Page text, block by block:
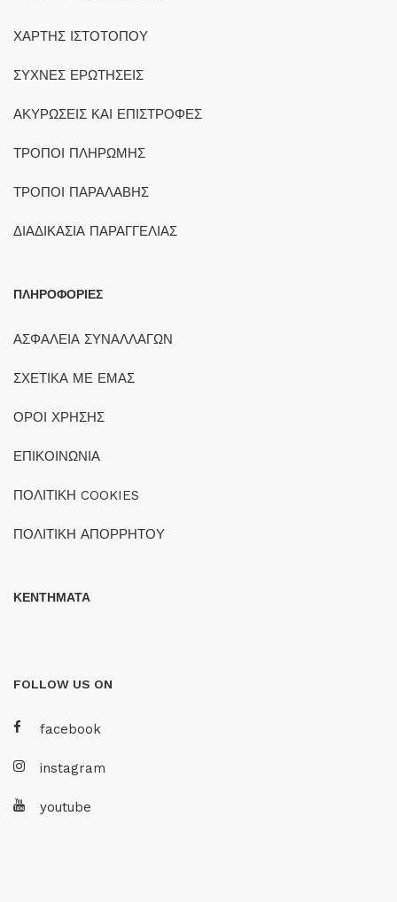
ΧΑΡΤΗΣ ΙΣΤΟΤΟΠΟΥ
ΣΥΧΝΕΣ ΕΡΩΤΗΣΕΙΣ
ΑΚΥΡΩΣΕΙΣ ΚΑΙ ΕΠΙΣΤΡΟΦΕΣ
ΤΡΟΠΟΙ ΠΛΗΡΩΜΗΣ
ΤΡΟΠΟΙ ΠΑΡΑΛΑΒΗΣ
ΔΙΑΔΙΚΑΣΙΑ ΠΑΡΑΓΓΕΛΙΑΣ
ΠΛΗΡΟΦΟΡΙΕΣ
ΑΣΦΑΛΕΙΑ ΣΥΝΑΛΛΑΓΩΝ
ΣΧΕΤΙΚΑ ΜΕ ΕΜΑΣ
ΟΡΟΙ ΧΡΗΣΗΣ
ΕΠΙΚΟΙΝΩΝΙΑ
ΠΟΛΙΤΙΚΗ COOKIES
ΠΟΛΙΤΙΚΗ ΑΠΟΡΡΗΤΟΥ
ΚΕΝΤΗΜΑΤΑ
FOLLOW US ON
facebook
instagram
youtube